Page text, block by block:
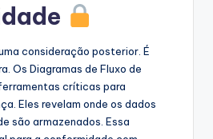
consideração posterior. É
Os Diagramas de Fluxo de
críticas para
Eles revelam onde os dados
são armazenados. Essa